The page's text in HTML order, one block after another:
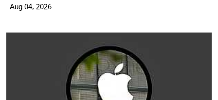
Aug 04, 2026